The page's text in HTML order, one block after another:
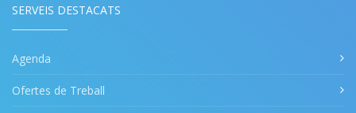
SERVEIS DESTACATS
Agenda
Ofertes de Treball